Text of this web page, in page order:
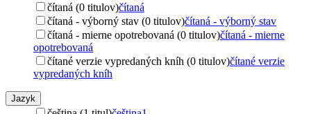
čítaná (0 titulov)čítaná
čítaná - výborný stav (0 titulov)čítaná - výborný stav
čítaná - mierne opotrebovaná (0 titulov)čítaná - mierne
opotrebovaná
čítané verzie vypredaných kníh (0 titulov)čítané verzie
vypredaných kníh
Jazyk